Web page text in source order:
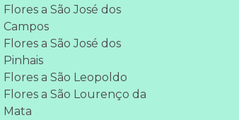
Flores a São José dos
Campos
Flores a São José dos
Pinhais
Flores a São Leopoldo
Flores a São Lourenço da
Mata